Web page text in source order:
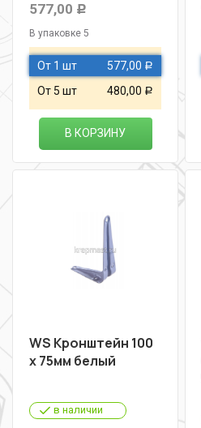
577,00 Р
В упаковке 5
От 1 шт 577,00 Р
От 5 шт 480,00 Р
В КОРЗИНУ
WS Кронштейн 100
х 75мм белый
в наличии